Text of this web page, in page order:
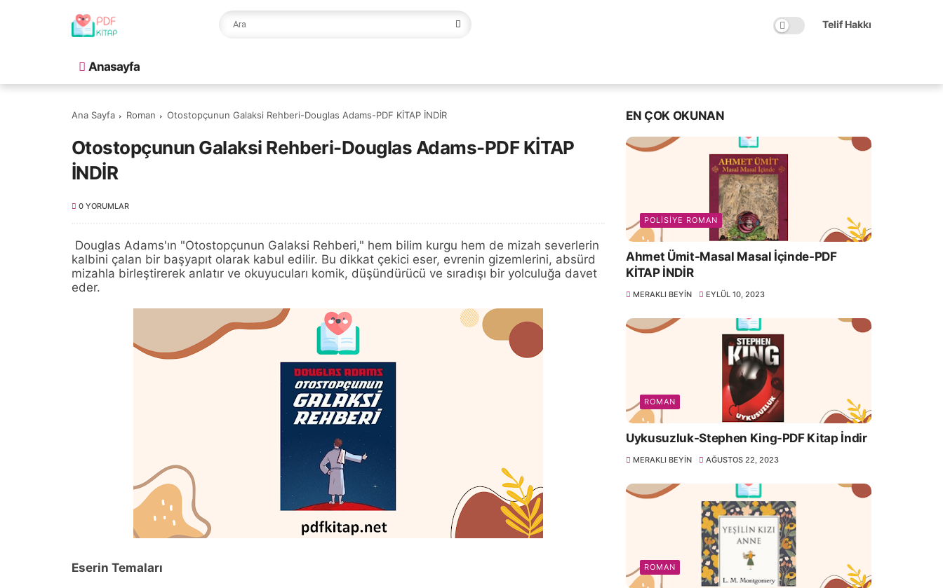
Telif Hakkı
Anasayfa
Ana Sayfa Roman Otostopçunun Galaksi Rehberi-Douglas Adams-PDF KİTAP İNDİR
Otostopçunun Galaksi Rehberi-Douglas Adams-PDF KİTAP
İNDİR
0 YORUMLAR
Douglas Adams'ın "Otostopçunun Galaksi Rehberi," hem bilim kurgu hem de mizah severlerin
kalbini çalan bir başyapıt olarak kabul edilir. Bu dikkat çekici eser, evrenin gizemlerini, absürd
mizahla birleştirerek anlatır ve okuyucuları komik, düşündürücü ve sıradışı bir yolculuğa davet
eder.
Eserin Temaları
EN ÇOK OKUNAN
POLISIYE ROMAN
Ahmet Ümit-Masal Masal İçinde-PDF
KİTAP İNDİR
MERAKLI BEYIN EYLÜL 10, 2023
ROMAN
Uykusuzluk-Stephen King-PDF Kitap İndir
MERAKLI BEYIN AĞUSTOS 22, 2023
ROMAN